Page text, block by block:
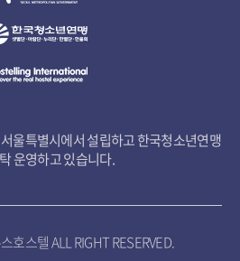
울특별시에서 설립하고 한국청소년연맹
운영하고 있습니다.
호스텔 ALL RIGHT RESERVED.